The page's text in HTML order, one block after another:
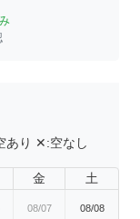
あり ✕:空なし
金 土
08/07 08/08